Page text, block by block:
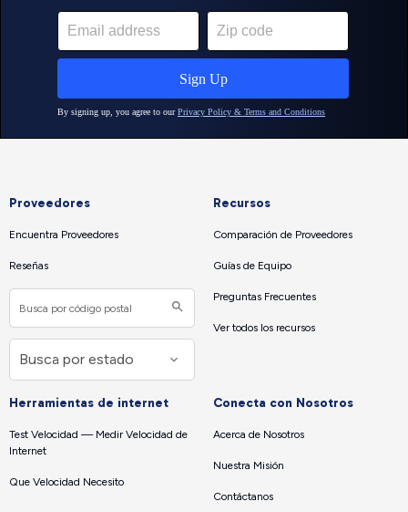
Proveedores
Encuentra Proveedores
Reseñas
Recursos
Comparación de Proveedores
Guías de Equipo
Preguntas Frecuentes
Ver todos los recursos
Herramientas de internet
Test Velocidad — Medir Velocidad de
Internet
Que Velocidad Necesito
Conecta con Nosotros
Acerca de Nosotros
Nuestra Misión
Contáctanos